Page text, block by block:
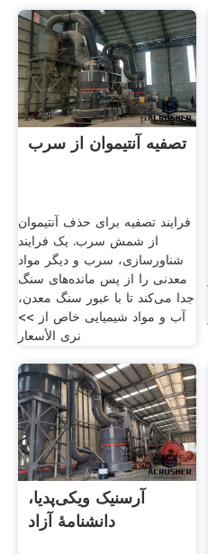
تصفیه آنتیموان از سرب
فرایند تصفیه برای حذف آنتیموان
از شمش سرب. یک فرایند
شناورسازی، سرب و دیگر مواد
معدنی را از پس مانده‌های سنگ
جدا می‌کند تا با عبور سنگ معدن،
آب و مواد شیمیایی خاص از >>
نرى الأسعار
آرسنیک ویکی‌پدیا،
دانشنامهٔ آزاد